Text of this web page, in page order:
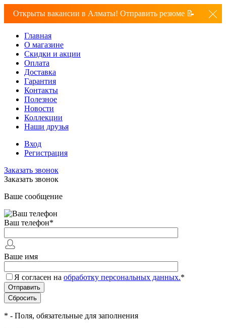
Открыты вакансии в Алматы! Отправить резюме 📝
Главная
О магазине
Скидки и акции
Оплата
Доставка
Гарантия
Контакты
Полезное
Новости
Коллекции
Наши друзья
Вход
Регистрация
Заказать звонок
Заказать звонок
Ваше сообщение
Ваш телефон*
Ваше имя
Я согласен на обработку персональных данных.*
* - Поля, обязательные для заполнения